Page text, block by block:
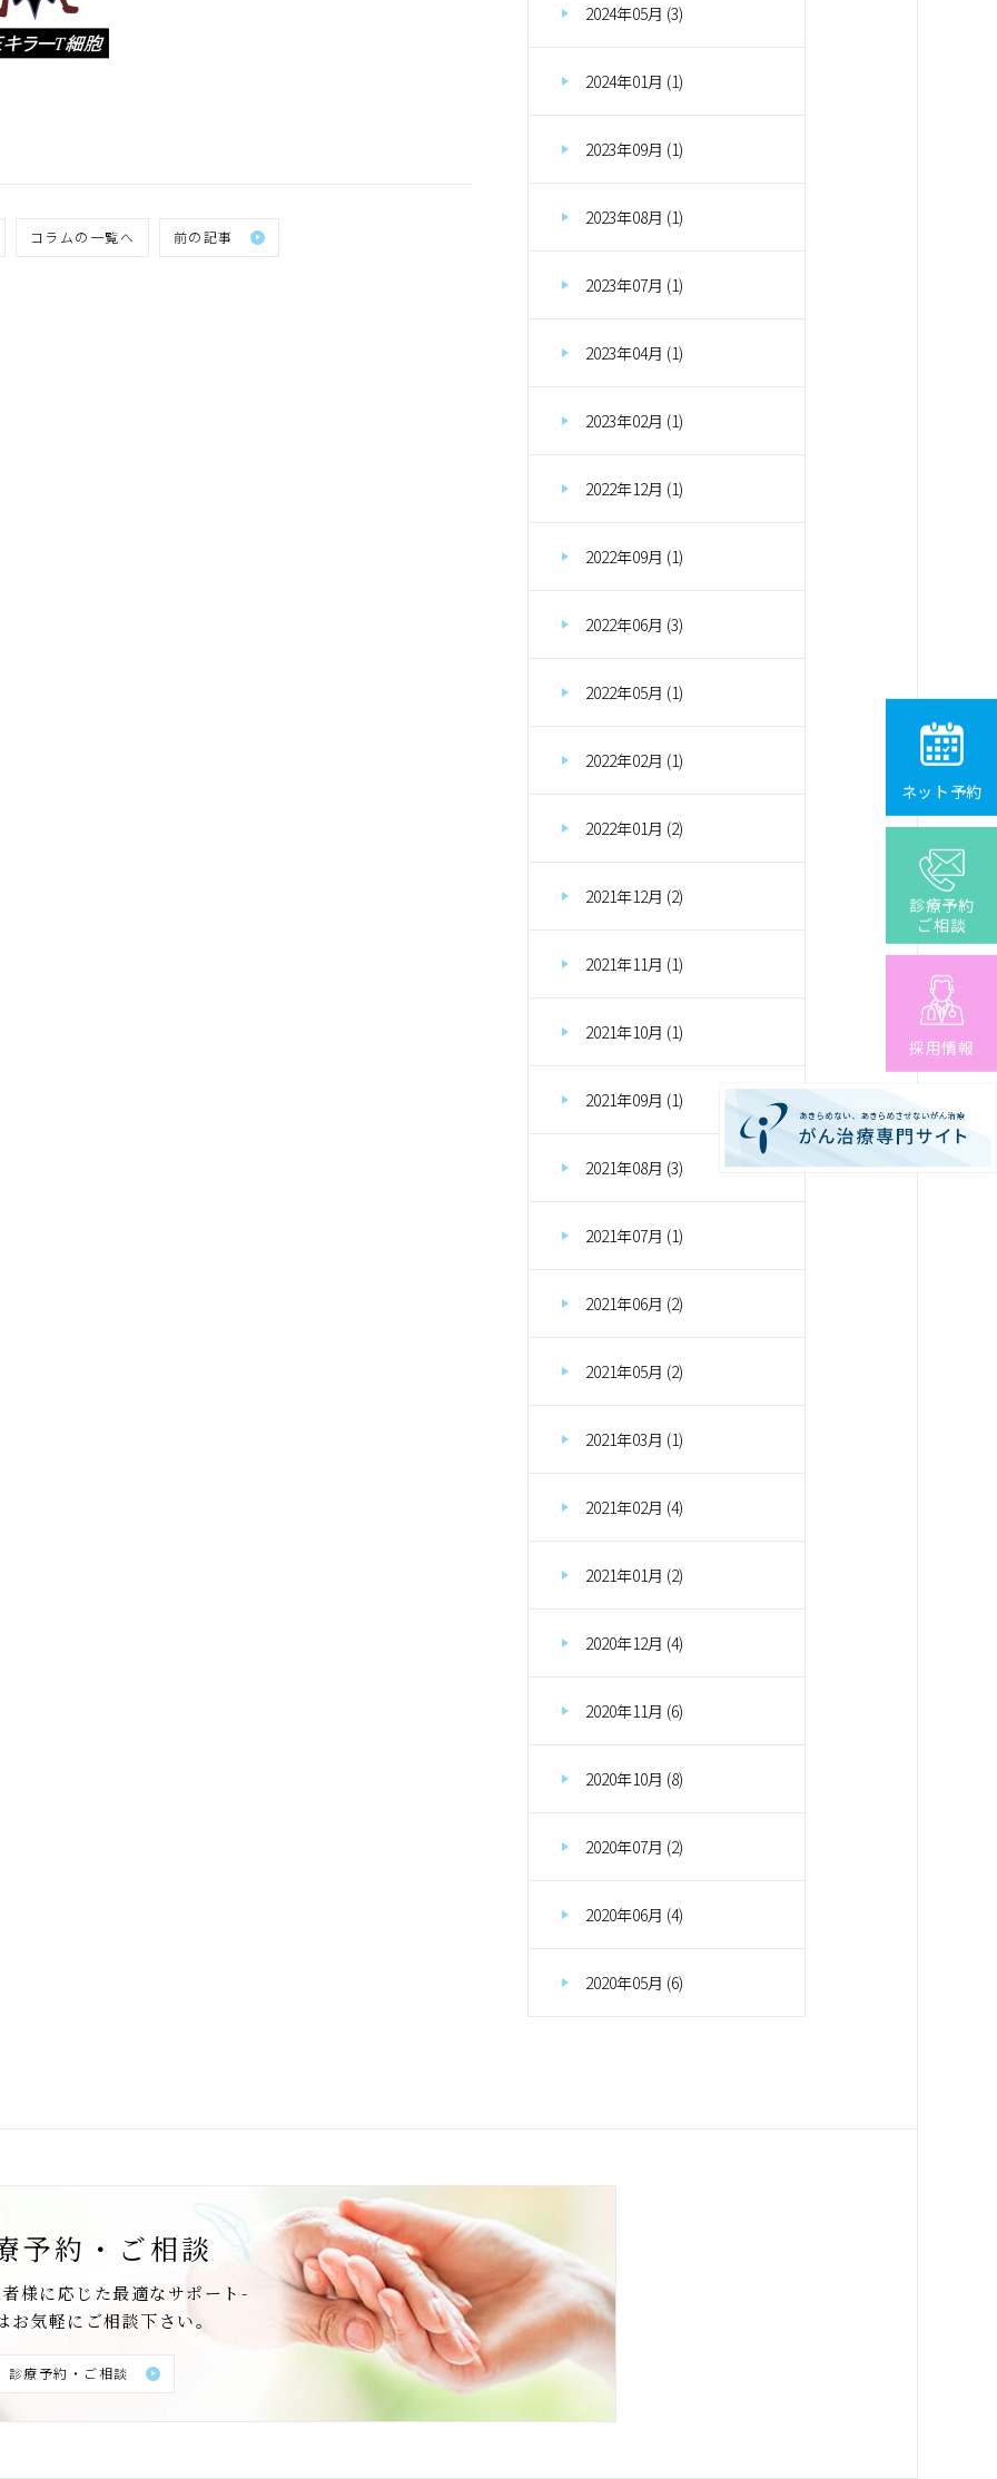
コラムの一覧へ 前の記事
2024年05月 (3)
2024年01月 (1)
2023年09月 (1)
2023年08月 (1)
2023年07月 (1)
2023年04月 (1)
2023年02月 (1)
2022年12月 (1)
2022年09月 (1)
2022年06月 (3)
2022年05月 (1)
2022年02月 (1)
2022年01月 (2)
2021年12月 (2)
2021年11月 (1)
2021年10月 (1)
2021年09月 (1)
2021年08月 (3)
2021年07月 (1)
2021年06月 (2)
2021年05月 (2)
2021年03月 (1)
2021年02月 (4)
2021年01月 (2)
2020年12月 (4)
2020年11月 (6)
2020年10月 (8)
2020年07月 (2)
2020年06月 (4)
2020年05月 (6)
予約・ご相談
様に応じた最適なサポート-
お気軽にご相談下さい。
診療予約・ご相談
ネット予約
診療予約
ご相談
採用情報